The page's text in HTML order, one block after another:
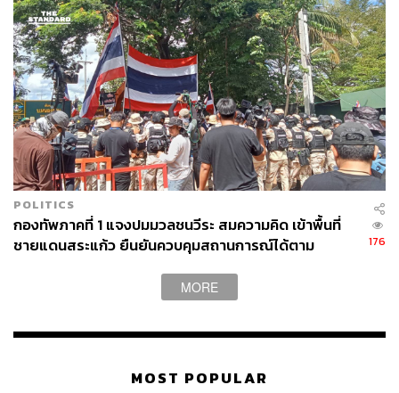
POLITICS
กองทัพภาคที่ 1 แจงปมมวลชนวีระ สมความคิด เข้าพื้นที่
ชายแดนสระแก้ว ยืนยันควบคุมสถานการณ์ได้ตาม
176
MORE
MOST POPULAR